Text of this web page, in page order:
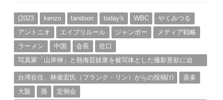
ブ(2023 kenzo tandoori today's WBC
やくみつる
アントニオ
エイプリルール ジャンボー
メディア戦略
ラーメン
中国 会長
佐口
写真家「山岸伸」と熱海芸妓衆を被写体とした撮影意欲に迫
台湾在住、林俊宏氏（フランク・リン）からの投稿⑴
喜多
大阪
孫
定例会